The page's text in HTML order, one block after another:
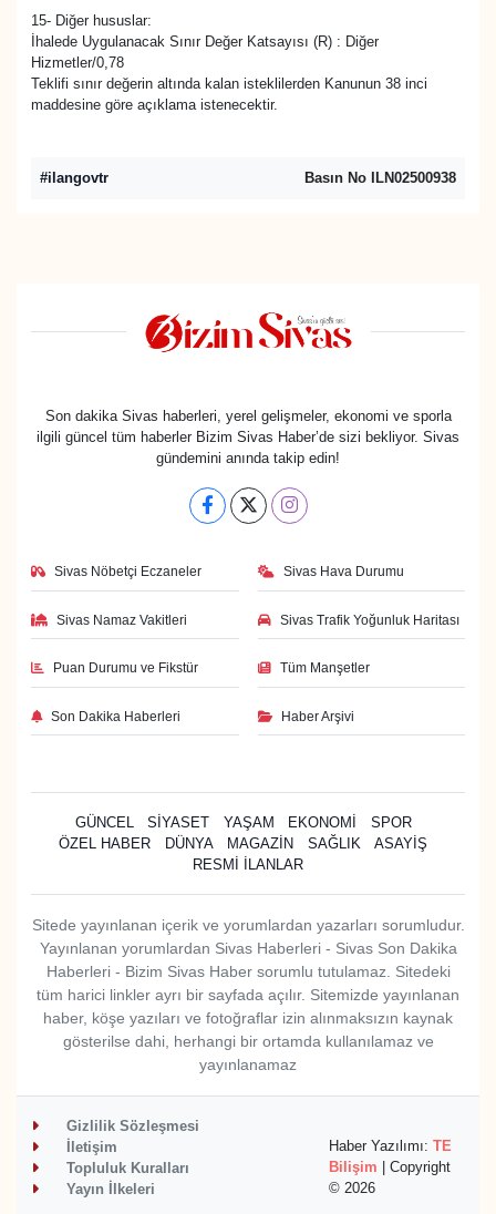
15- Diğer hususlar:
İhalede Uygulanacak Sınır Değer Katsayısı (R) : Diğer
Hizmetler/0,78
Teklifi sınır değerin altında kalan isteklilerden Kanunun 38 inci
maddesine göre açıklama istenecektir.
#ilangovtr Basın No ILN02500938
Son dakika Sivas haberleri, yerel gelişmeler, ekonomi ve sporla
ilgili güncel tüm haberler Bizim Sivas Haber’de sizi bekliyor. Sivas
gündemini anında takip edin!
Sivas Nöbetçi Eczaneler Sivas Hava Durumu
Sivas Namaz Vakitleri Sivas Trafik Yoğunluk Haritası
Puan Durumu ve Fikstür Tüm Manşetler
Son Dakika Haberleri Haber Arşivi
GÜNCEL SİYASET YAŞAM EKONOMİ
SPOR
ÖZEL HABER
DÜNYA MAGAZİN SAĞLIK
ASAYİŞ
RESMİ İLANLAR
Sitede yayınlanan içerik ve yorumlardan yazarları sorumludur.
Yayınlanan yorumlardan Sivas Haberleri - Sivas Son Dakika
Haberleri - Bizim Sivas Haber sorumlu tutulamaz. Sitedeki
tüm harici linkler ayrı bir sayfada açılır. Sitemizde yayınlanan
haber, köşe yazıları ve fotoğraflar izin alınmaksızın kaynak
gösterilse dahi, herhangi bir ortamda kullanılamaz ve
yayınlanamaz
Gizlilik Sözleşmesi
İletişim
Topluluk Kuralları
Yayın İlkeleri
Haber Yazılımı:TE
Bilişim | Copyright
© 2026